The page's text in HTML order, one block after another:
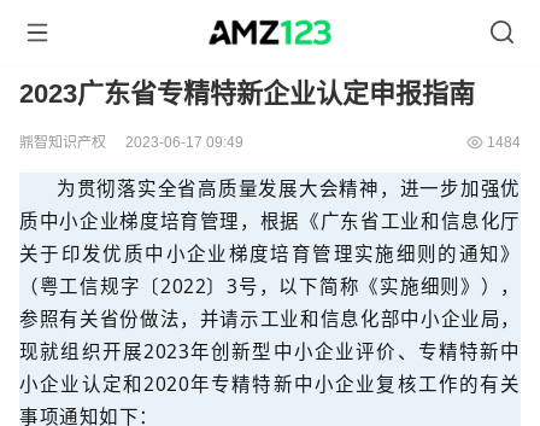
2023广东省专精特新企业认定申报指南
鼎智知识产权 2023-06-17 09:49 1484
为贯彻落实全省高质量发展大会精神，进一步加强优
质中小企业梯度培育管理，根据《广东省工业和信息化厅
关于印发优质中小企业梯度培育管理实施细则的通知》
（粤工信规字〔2022〕3号，以下简称《实施细则》），
参照有关省份做法，并请示工业和信息化部中小企业局，
现就组织开展2023年创新型中小企业评价、专精特新中
小企业认定和2020年专精特新中小企业复核工作的有关
事项通知如下：